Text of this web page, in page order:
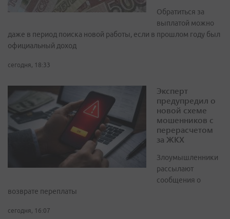
Обратиться за
выплатой можно
даже в период поиска новой работы, если в прошлом году был
официальный доход
сегодня, 18:33
Эксперт
предупредил о
новой схеме
мошенников с
перерасчетом
за ЖКХ
Злоумышленники
рассылают
сообщения о
возврате переплаты
сегодня, 16:07